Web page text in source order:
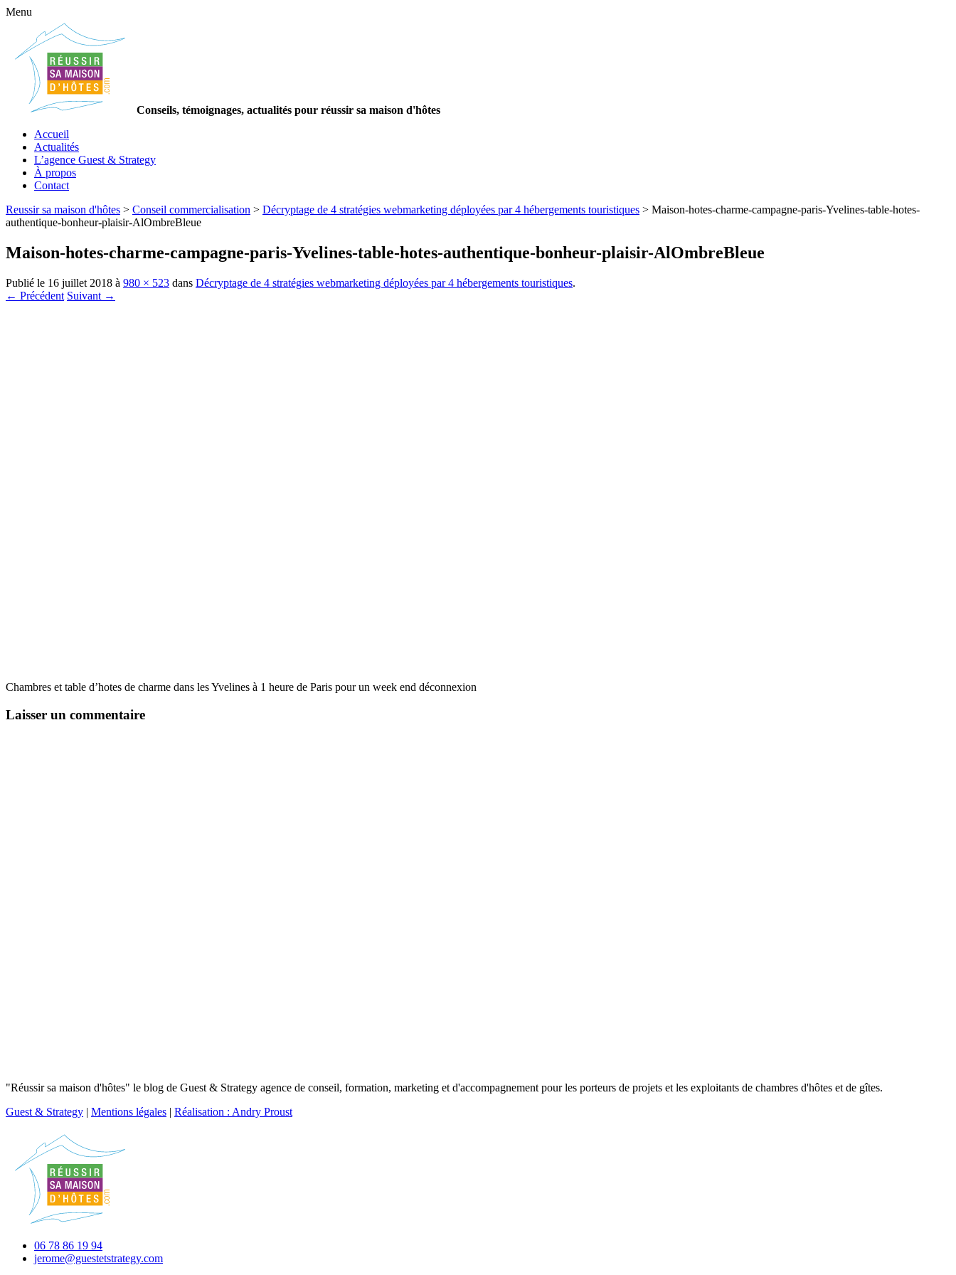
Menu
Conseils, témoignages, actualités pour réussir sa maison d'hôtes
Accueil
Actualités
L’agence Guest & Strategy
À propos
Contact
Reussir sa maison d'hôtes > Conseil commercialisation > Décryptage de 4 stratégies webmarketing déployées par 4 hébergements touristiques > Maison-hotes-charme-campagne-paris-Yvelines-table-hotes-
authentique-bonheur-plaisir-AlOmbreBleue
Maison-hotes-charme-campagne-paris-Yvelines-table-hotes-authentique-bonheur-plaisir-AlOmbreBleue
Publié le 16 juillet 2018 à 980 × 523 dans Décryptage de 4 stratégies webmarketing déployées par 4 hébergements touristiques.
← Précédent Suivant →
Chambres et table d’hotes de charme dans les Yvelines à 1 heure de Paris pour un week end déconnexion
Laisser un commentaire
"Réussir sa maison d'hôtes" le blog de Guest & Strategy agence de conseil, formation, marketing et d'accompagnement pour les porteurs de projets et les exploitants de chambres d'hôtes et de gîtes.
Guest & Strategy | Mentions légales | Réalisation : Andry Proust
06 78 86 19 94
jerome@guestetstrategy.com